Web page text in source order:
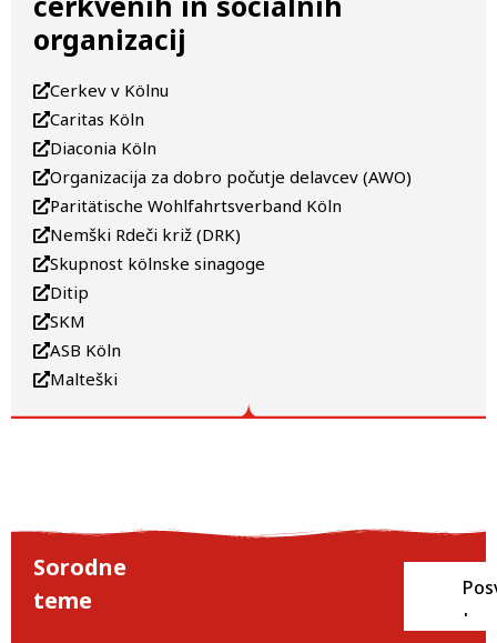
organizacij
Cerkev v Kölnu
Caritas Köln
Diaconia Köln
Organizacija za dobro počutje delavcev (AWO)
Paritätische Wohlfahrtsverband Köln
Nemški Rdeči križ (DRK)
Skupnost kölnske sinagoge
Ditip
SKM
ASB Köln
Malteški
Sorodne
teme